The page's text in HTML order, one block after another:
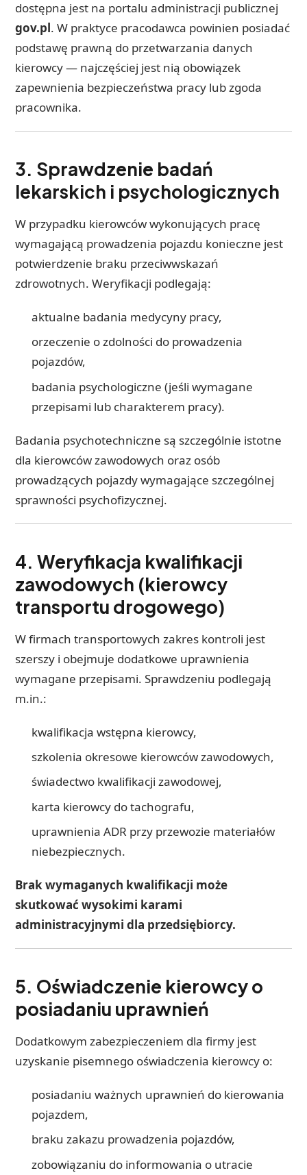
dostępna jest na portalu administracji publicznej
gov.pl. W praktyce pracodawca powinien posiadać
podstawę prawną do przetwarzania danych
kierowcy — najczęściej jest nią obowiązek
zapewnienia bezpieczeństwa pracy lub zgoda
pracownika.
3. Sprawdzenie badań
lekarskich i psychologicznych
W przypadku kierowców wykonujących pracę
wymagającą prowadzenia pojazdu konieczne jest
potwierdzenie braku przeciwwskazań
zdrowotnych. Weryfikacji podlegają:
aktualne badania medycyny pracy,
orzeczenie o zdolności do prowadzenia
pojazdów,
badania psychologiczne (jeśli wymagane
przepisami lub charakterem pracy).
Badania psychotechniczne są szczególnie istotne
dla kierowców zawodowych oraz osób
prowadzących pojazdy wymagające szczególnej
sprawności psychofizycznej.
4. Weryfikacja kwalifikacji
zawodowych (kierowcy
transportu drogowego)
W firmach transportowych zakres kontroli jest
szerszy i obejmuje dodatkowe uprawnienia
wymagane przepisami. Sprawdzeniu podlegają
m.in.:
kwalifikacja wstępna kierowcy,
szkolenia okresowe kierowców zawodowych,
świadectwo kwalifikacji zawodowej,
karta kierowcy do tachografu,
uprawnienia ADR przy przewozie materiałów
niebezpiecznych.
Brak wymaganych kwalifikacji może
skutkować wysokimi karami
administracyjnymi dla przedsiębiorcy.
5. Oświadczenie kierowcy o
posiadaniu uprawnień
Dodatkowym zabezpieczeniem dla firmy jest
uzyskanie pisemnego oświadczenia kierowcy o:
posiadaniu ważnych uprawnień do kierowania
pojazdem,
braku zakazu prowadzenia pojazdów,
zobowiązaniu do informowania o utracie